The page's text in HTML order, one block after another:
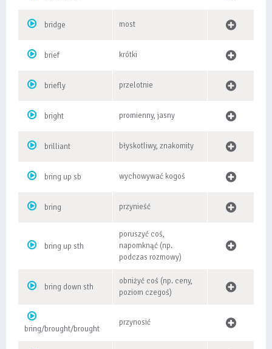
bridge most
brief krótki
briefly przelotnie
bright promienny, jasny
brilliant błyskotliwy, znakomity
bring up sb wychowywać kogoś
bring przynieść
bring up sth
poruszyć coś,
napomknąć (np.
podczas rozmowy)
bring down sth
obniżyć coś (np. ceny,
poziom czegoś)
bring/brought/brought
przynosić